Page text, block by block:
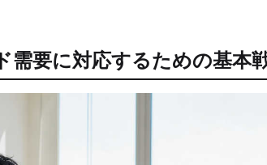
需要に対応するための基本